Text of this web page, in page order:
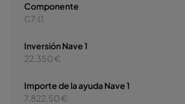
Componente
C7:I1
Inversión Nave 1
22.350 €
Importe de la ayuda Nave 1
7.822,50 €